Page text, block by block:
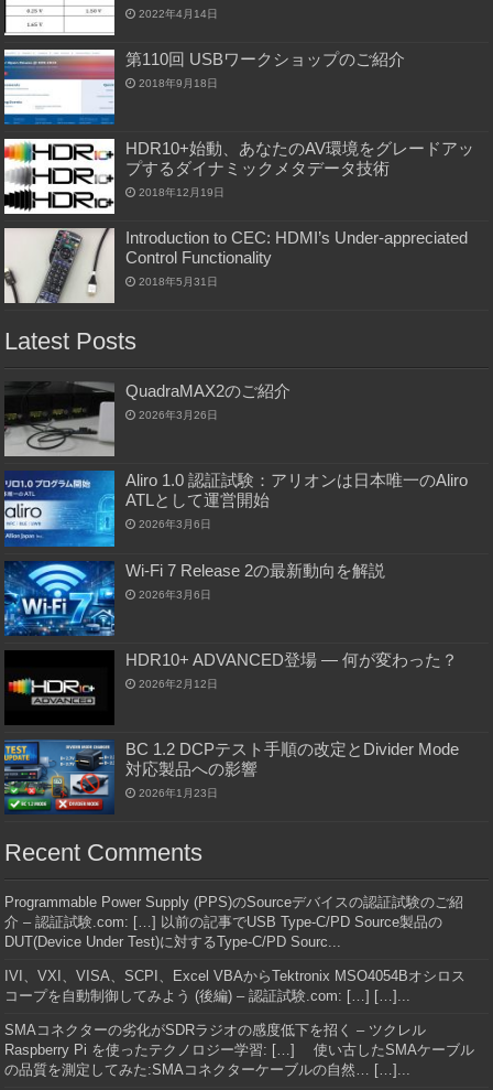
2022年4月14日
第110回 USBワークショップのご紹介
2018年9月18日
HDR10+始動、あなたのAV環境をグレードアッ
プするダイナミックメタデータ技術
2018年12月19日
Introduction to CEC: HDMI’s Under-appreciated
Control Functionality
2018年5月31日
Latest Posts
QuadraMAX2のご紹介
2026年3月26日
Aliro 1.0 認証試験：アリオンは日本唯一のAliro
ATLとして運営開始
2026年3月6日
Wi-Fi 7 Release 2の最新動向を解説
2026年3月6日
HDR10+ ADVANCED登場 ― 何が変わった？
2026年2月12日
BC 1.2 DCPテスト手順の改定とDivider Mode
対応製品への影響
2026年1月23日
Recent Comments
Programmable Power Supply (PPS)のSourceデバイスの認証試験のご紹
介 – 認証試験.com: […] 以前の記事でUSB Type-C/PD Source製品の
DUT(Device Under Test)に対するType-C/PD Sourc...
IVI、VXI、VISA、SCPI、Excel VBAからTektronix MSO4054Bオシロス
コープを自動制御してみよう (後編) – 認証試験.com: […] […]...
SMAコネクターの劣化がSDRラジオの感度低下を招く – ツクレル
Raspberry Pi を使ったテクノロジー学習: […] 使い古したSMAケーブル
の品質を測定してみた:SMAコネクターケーブルの自然… […]...